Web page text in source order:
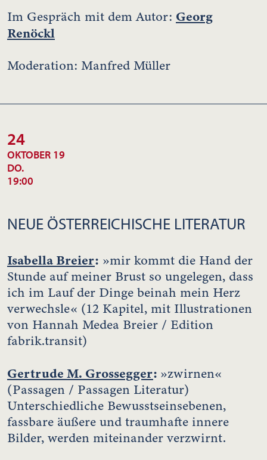
Im Gespräch mit dem Autor: Georg
Renöckl
Moderation: Manfred Müller
24
OKTOBER 19
DO.
19:00
NEUE ÖSTERREICHISCHE LITERATUR
Isabella Breier: »mir kommt die Hand der
Stunde auf meiner Brust so ungelegen, dass
ich im Lauf der Dinge beinah mein Herz
verwechsle« (12 Kapitel, mit Illustrationen
von Hannah Medea Breier / Edition
fabrik.transit)
Gertrude M. Grossegger: »zwirnen«
(Passagen / Passagen Literatur)
Unterschiedliche Bewusstseinsebenen,
fassbare äußere und traumhafte innere
Bilder, werden miteinander verzwirnt.